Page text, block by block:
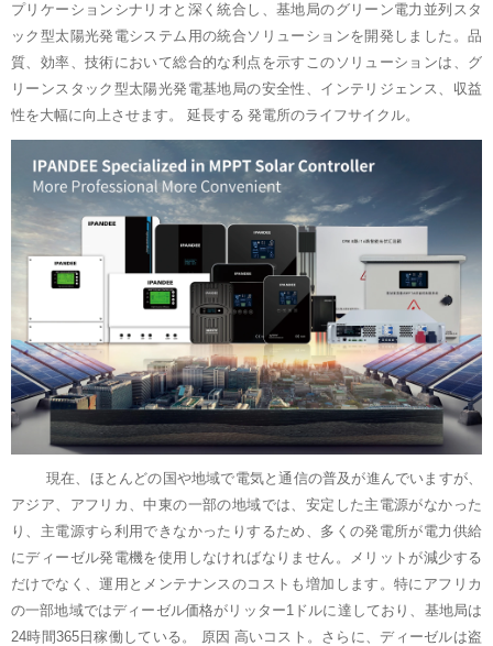
プリケーションシナリオと深く統合し、基地局のグリーン電力並列スタ
ック型太陽光発電システム用の統合ソリューションを開発しました。品
質、効率、技術において総合的な利点を示すこのソリューションは、グ
リーンスタック型太陽光発電基地局の安全性、インテリジェンス、収益
性を大幅に向上させます。 延長する 発電所のライフサイクル。
現在、ほとんどの国や地域で電気と通信の普及が進んでいますが、
アジア、アフリカ、中東の一部の地域では、安定した主電源がなかった
り、主電源すら利用できなかったりするため、多くの発電所が電力供給
にディーゼル発電機を使用しなければなりません。メリットが減少する
だけでなく、運用とメンテナンスのコストも増加します。特にアフリカ
の一部地域ではディーゼル価格がリッター1ドルに達しており、基地局は
24時間365日稼働している。
原因 高いコスト。さらに、ディーゼルは盗